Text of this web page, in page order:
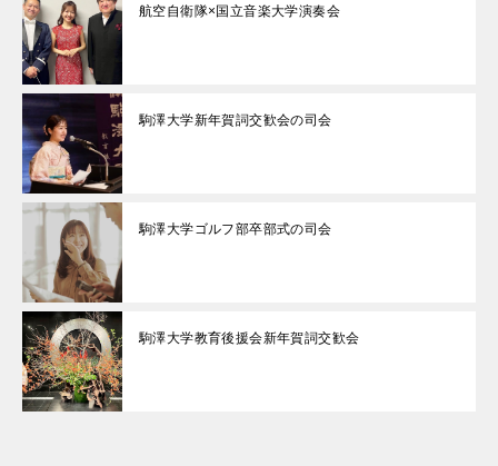
航空自衛隊×国立音楽大学演奏会
駒澤大学新年賀詞交歓会の司会
駒澤大学ゴルフ部卒部式の司会
駒澤大学教育後援会新年賀詞交歓会